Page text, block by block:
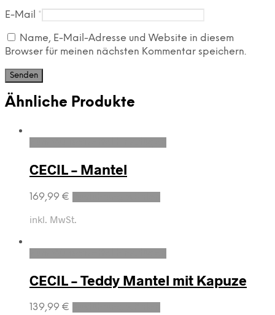
E-Mail *
Name, E-Mail-Adresse und Website in diesem
Browser für meinen nächsten Kommentar speichern.
Ähnliche Produkte
CECIL – Mantel
169,99 €
inkl. MwSt.
CECIL – Teddy Mantel mit Kapuze
139,99 €